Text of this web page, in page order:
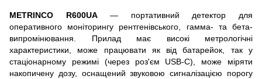
METRINCO R600UA— портативний детектор для
оперативного моніторингу рентгенівського, гамма- та бета-
випромінювання. Прилад має високі метрологічні
характеристики, може працювати як від батарейок, так у
стаціонарному режимі (через роз'єм USB-C), може міряти
накопичену дозу, оснащений звуковою сигналізацією порогу